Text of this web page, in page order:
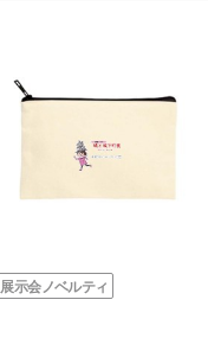
展示会ノベルティ